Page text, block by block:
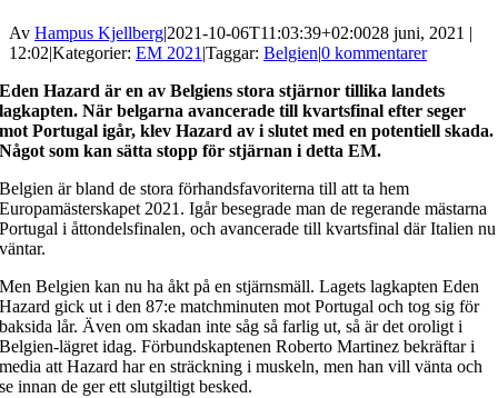
Av Hampus Kjellberg|2021-10-06T11:03:39+02:0028 juni, 2021 |
12:02|Kategorier: EM 2021|Taggar: Belgien|0 kommentarer
Eden Hazard är en av Belgiens stora stjärnor tillika landets
lagkapten. När belgarna avancerade till kvartsfinal efter seger
mot Portugal igår, klev Hazard av i slutet med en potentiell skada.
Något som kan sätta stopp för stjärnan i detta EM.
Belgien är bland de stora förhandsfavoriterna till att ta hem
Europamästerskapet 2021. Igår besegrade man de regerande mästarna
Portugal i åttondelsfinalen, och avancerade till kvartsfinal där Italien nu
väntar.
Men Belgien kan nu ha åkt på en stjärnsmäll. Lagets lagkapten Eden
Hazard gick ut i den 87:e matchminuten mot Portugal och tog sig för
baksida lår. Även om skadan inte såg så farlig ut, så är det oroligt i
Belgien-lägret idag. Förbundskaptenen Roberto Martinez bekräftar i
media att Hazard har en sträckning i muskeln, men han vill vänta och
se innan de ger ett slutgiltigt besked.